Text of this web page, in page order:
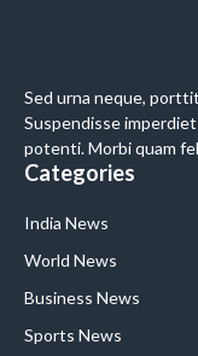
Sed urna neque,
Suspendisse
potenti. Morbi quam
Categories
India News
World News
Business News
Sports News